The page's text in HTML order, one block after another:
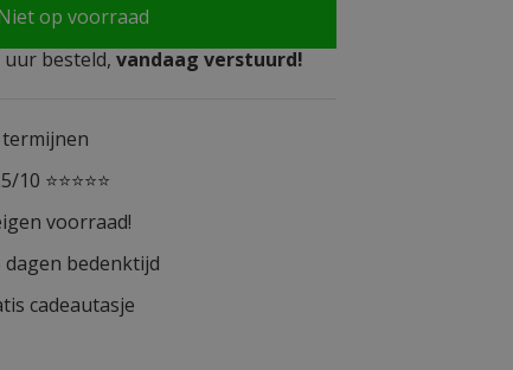
op voorraad
besteld, vandaag verstuurd!
⭐⭐⭐⭐⭐
voorraad!
bedenktijd
cadeautasje